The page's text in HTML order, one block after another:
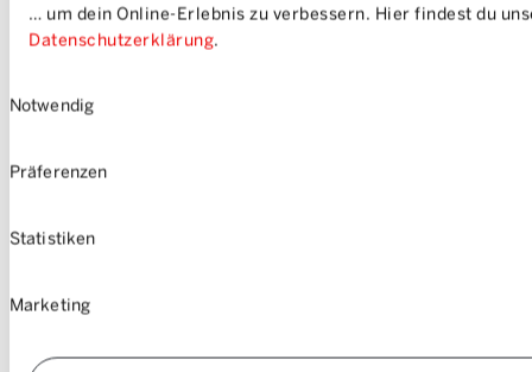
… um dein Online-Erlebnis zu verbessern. Hier findest du
Datenschutzerklärung.
Notwendig
Präferenzen
Statistiken
Marketing